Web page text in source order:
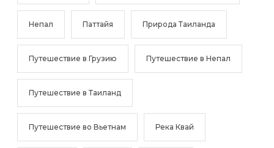
Непал Паттайя Природа Таиланда
Путешествие в Грузию Путешествие в Непал
Путешествие в Таиланд
Путешествие во Вьетнам Река Квай